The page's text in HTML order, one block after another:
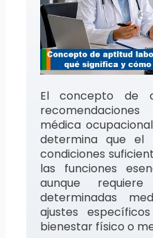
El concepto de
médica
determina que el
condiciones
las funciones
aunque
determinadas
ajustes
bienestar físico o